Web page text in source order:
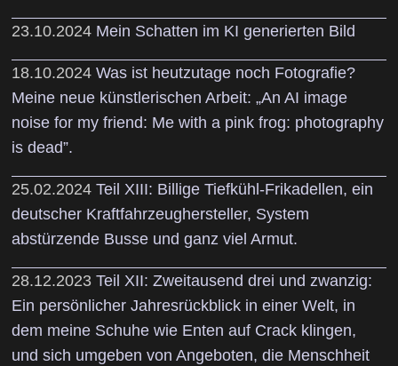
23.10.2024 Mein Schatten im KI generierten Bild
18.10.2024 Was ist heutzutage noch Fotografie?
Meine neue künstlerischen Arbeit: „An AI image
noise for my friend: Me with a pink frog: photography
is dead”.
25.02.2024 Teil XIII: Billige Tiefkühl-Frikadellen, ein
deutscher Kraftfahrzeughersteller, System
abstürzende Busse und ganz viel Armut.
28.12.2023 Teil XII: Zweitausend drei und zwanzig:
Ein persönlicher Jahresrückblick in einer Welt, in
dem meine Schuhe wie Enten auf Crack klingen,
und sich umgeben von Angeboten, die Menschheit